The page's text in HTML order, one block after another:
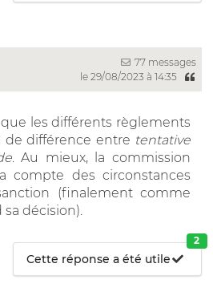
77 messages
le 29/08/2023 à 14:35
les différents règlements
de différence entre tentative
. Au mieux, la commission
compte des circonstances
(finalement comme
décision).
Cette réponse a été utile
2